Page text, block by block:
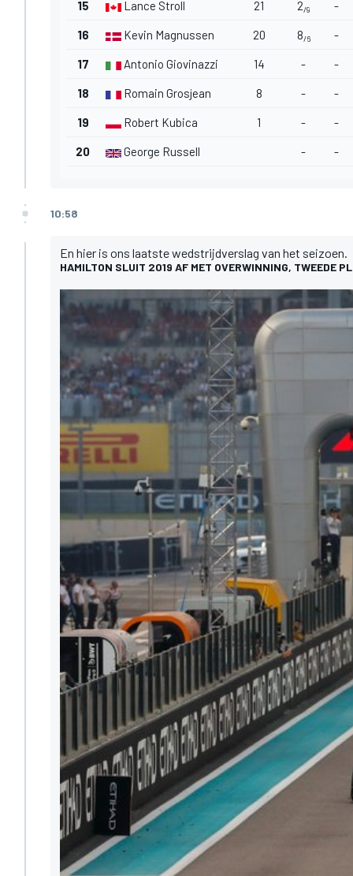
15 Lance Stroll 21 2/9 -
16 Kevin Magnussen 20 8/6 -
17 Antonio Giovinazzi 14 - -
18 Romain Grosjean 8 - -
19 Robert Kubica 1 - -
20 George Russell - -
10:58
En hier is ons laatste wedstrijdverslag van het seizoen.
HAMILTON SLUIT 2019 AF MET OVERWINNING, TWEEDE